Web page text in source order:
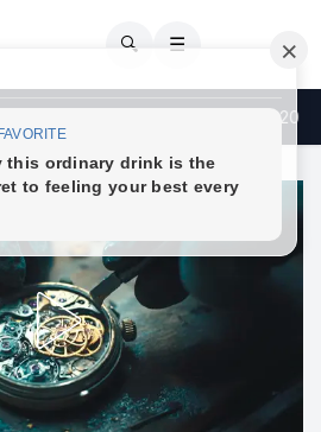
🔍 ☰
automjetet e transportit mbi 20 tonë